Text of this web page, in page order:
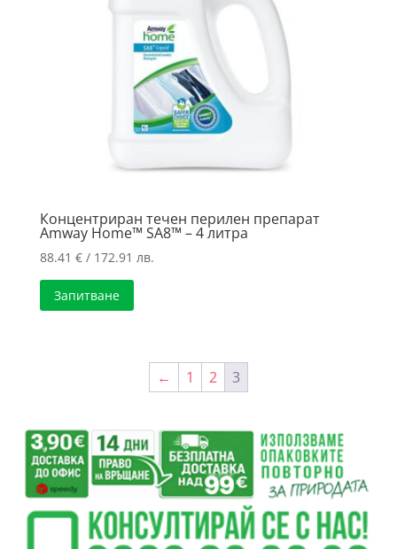
Концентриран течен перилен препарат
Amway Home™ SA8™ – 4 литра
88.41 €/ 172.91 лв.
Запитване
← 1 2 3